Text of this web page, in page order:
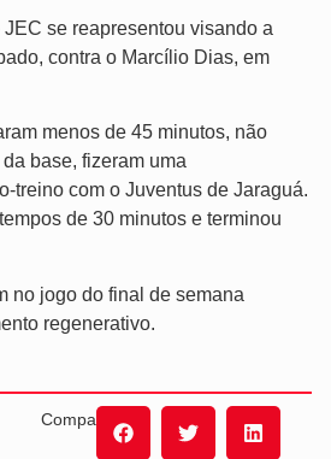
se reapresentou visando a
contra o Marcílio Dias, em
menos de 45 minutos, não
base, fizeram uma
treino com o Juventus de Jaraguá.
de 30 minutos e terminou
no jogo do final de semana
regenerativo.
Compartilhe: